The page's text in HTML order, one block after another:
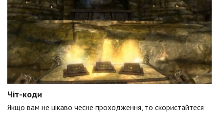
Чіт-коди
Якщо вам не цікаво чесне проходження, то скористайтеся